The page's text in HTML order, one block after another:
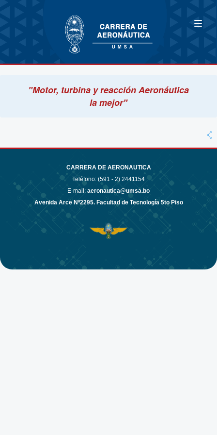
"Motor, turbina y reacción Aeronáutica
la mejor"
CARRERA DE AERONAUTICA
Teléfono: (591 - 2) 2441154
E-mail: aeronautica@umsa.bo
Avenida Arce Nº2295. Facultad de Tecnología 5to Piso